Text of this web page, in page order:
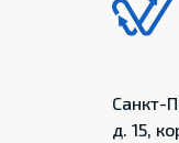
Санкт-
д. 15,